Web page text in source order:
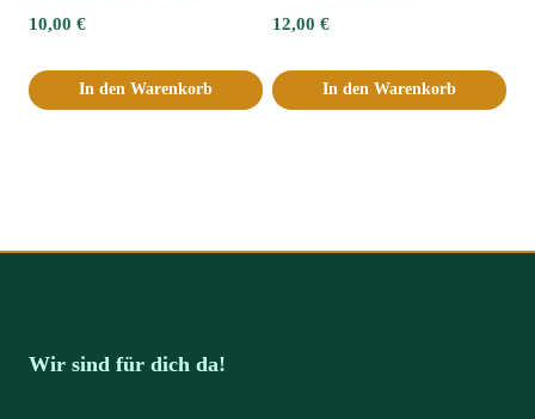
10,00 €
In den Warenkorb
12,00 €
In den Warenkorb
Wir sind für dich da!